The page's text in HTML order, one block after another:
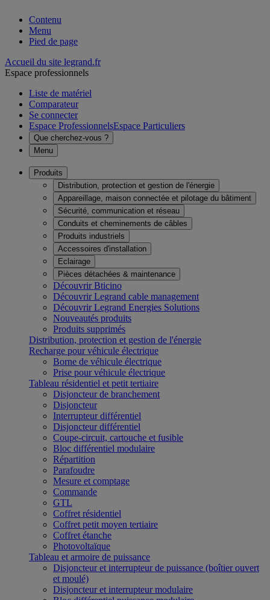
Contenu
Menu
Pied de page
Accueil du site legrand.fr
Espace professionnels
Liste de matériel
Comparateur
Se connecter
Espace ProfessionnelsEspace Particuliers
Que cherchez-vous ?
Menu
Produits
Distribution, protection et gestion de l'énergie
Appareillage, maison connectée et pilotage du bâtiment
Sécurité, communication et réseau
Conduits et cheminements de câbles
Produits industriels
Accessoires d'installation
Eclairage
Pièces détachées & maintenance
Découvrir Bticino
Découvrir Legrand cable management
Découvrir Legrand Energies Solutions
Nouveautés produits
Produits supprimés
Distribution, protection et gestion de l'énergie
Recharge pour véhicule électrique
Borne de véhicule électrique
Prise pour véhicule électrique
Tableau résidentiel et petit tertiaire
Disjoncteur de branchement
Disjoncteur
Interrupteur différentiel
Disjoncteur différentiel
Coupe-circuit, cartouche et fusible
Bloc différentiel modulaire
Répartition
Parafoudre
Mesure et comptage
Commande
GTL
Coffret résidentiel
Coffret petit moyen tertiaire
Coffret étanche
Photovoltaïque
Tableau et armoire de puissance
Disjoncteur et interrupteur de puissance (boîtier ouvert
et moulé)
Disjoncteur et interrupteur modulaire